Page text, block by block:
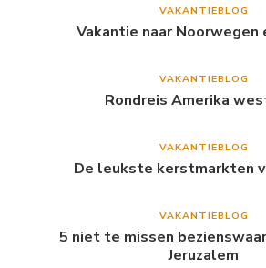
VAKANTIEBLOG
Vakantie naar Noorwegen
VAKANTIEBLOG
Rondreis Amerika
VAKANTIEBLOG
De leukste kerstmarkten
VAKANTIEBLOG
5 niet te missen
Jeruzalem